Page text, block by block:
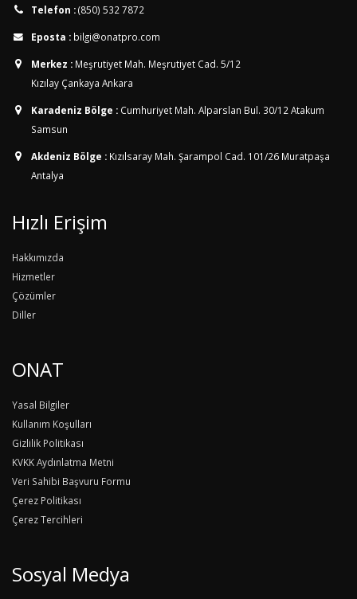
Telefon :(850) 532 7872
Eposta : bilgi@onatpro.com
Merkez : Meşrutiyet Mah. Meşrutiyet Cad. 5/12
Kızılay Çankaya Ankara
Karadeniz Bölge : Cumhuriyet Mah. Alparslan Bul. 30/12 Atakum
Samsun
Akdeniz Bölge : Kızılsaray Mah. Şarampol Cad. 101/26 Muratpaşa
Antalya
Hızlı Erişim
Hakkımızda
Hizmetler
Çözümler
Diller
ONAT
Yasal Bilgiler
Kullanım Koşulları
Gizlilik Politikası
KVKK Aydınlatma Metni
Veri Sahibi Başvuru Formu
Çerez Politikası
Çerez Tercihleri
Sosyal Medya